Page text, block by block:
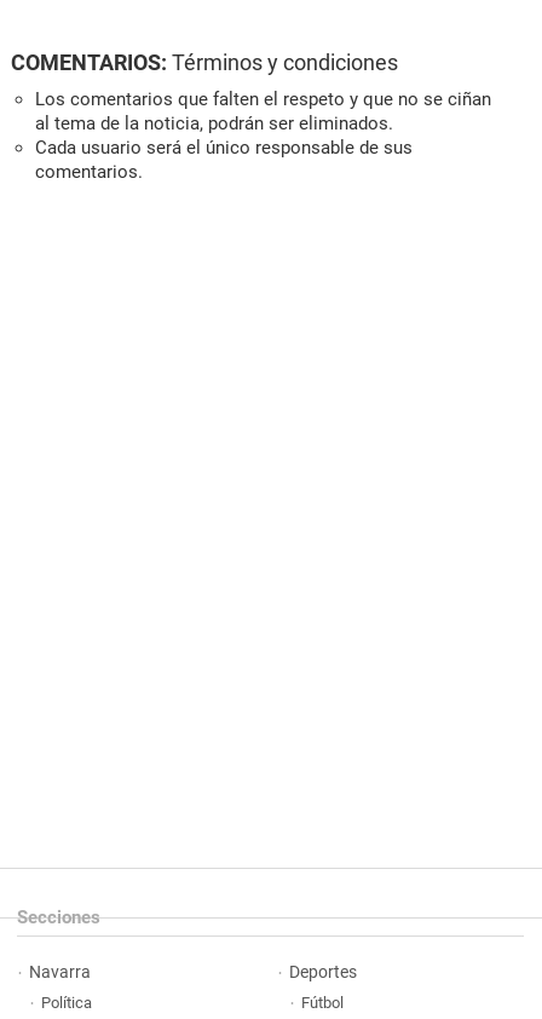
COMENTARIOS: Términos y condiciones
Los comentarios que falten el respeto y que no se ciñan
al tema de la noticia, podrán ser eliminados.
Cada usuario será el único responsable de sus
comentarios.
Secciones
Navarra
Política
Deportes
Fútbol